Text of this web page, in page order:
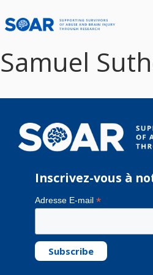
au
Samuel
Inscrivez-vous à
Adresse E-mail *